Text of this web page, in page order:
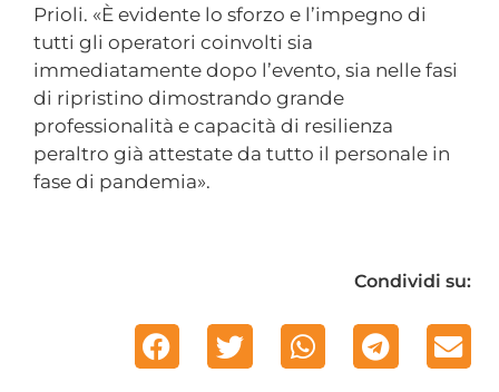
Prioli. «È evidente lo sforzo e l’impegno di
tutti gli operatori coinvolti sia
immediatamente dopo l’evento, sia nelle fasi
di ripristino dimostrando grande
professionalità e capacità di resilienza
peraltro già attestate da tutto il personale in
fase di pandemia».
Condividi su: